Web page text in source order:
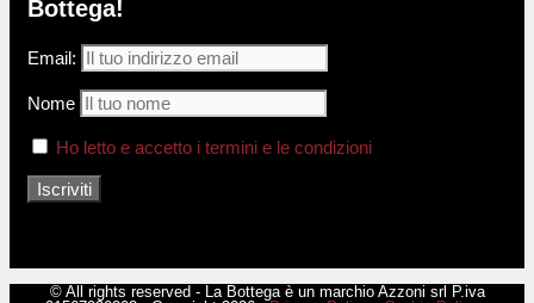
Bottega!
Email:
Nome
Ho letto e accetto i termini e le condizioni
© All rights reserved - La Bottega è un marchio Azzoni srl P.iva